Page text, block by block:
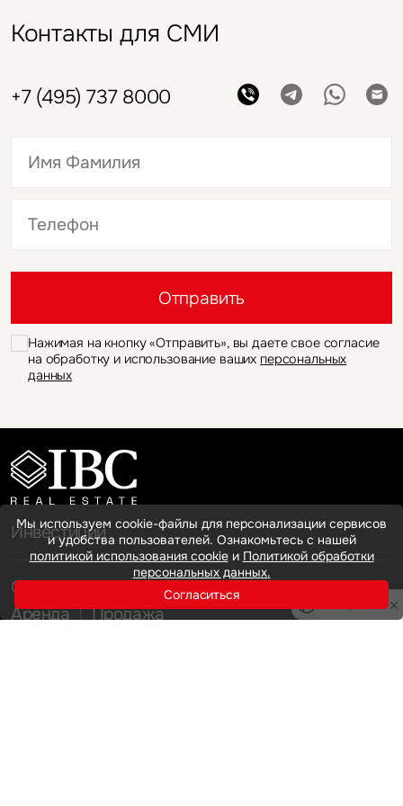
Контакты для СМИ
+7 (495) 737 8000
Отправить
Нажимая на кнопку «Отправить», вы даете свое согласие
на обработку и использование ваших персональных
данных
Инвестиции
Офисная недвижимость
Аренда
Продажа
Мы используем cookie-файлы для персонализации сервисов
и удобства пользователей. Ознакомьтесь с нашей
политикой использования cookieи Политикой обработки
персональных данных.
Согласиться